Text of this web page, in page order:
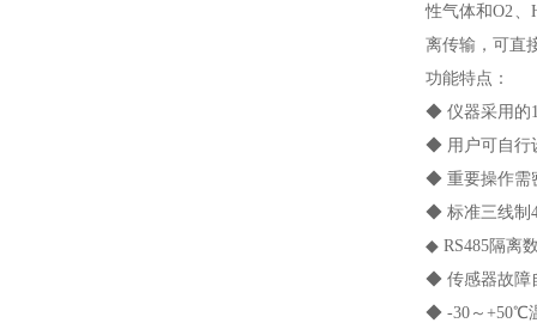
性气体和O2、
离传输，可直
功能特点：
◆ 仪器采用的
◆ 用户可自行
◆ 重要操作需
◆ 标准三线制
◆ RS485隔离
◆ 传感器故障
◆ -30～+50℃